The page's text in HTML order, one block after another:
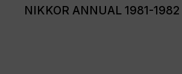
NIKKOR ANNUAL 1981-1982